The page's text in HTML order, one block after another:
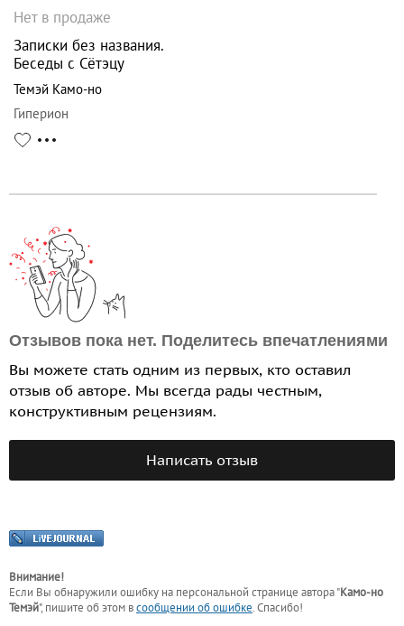
Нет в продаже
Записки без названия.
Беседы с Сётэцу
Темэй Камо-но
Гиперион
Отзывов пока нет. Поделитесь впечатлениями
Вы можете стать одним из первых, кто оставил
отзыв об авторе. Мы всегда рады честным,
конструктивным рецензиям.
Написать отзыв
Внимание!
Если Вы обнаружили ошибку на персональной странице автора "Камо-но
Темэй", пишите об этом всообщении об ошибке. Спасибо!